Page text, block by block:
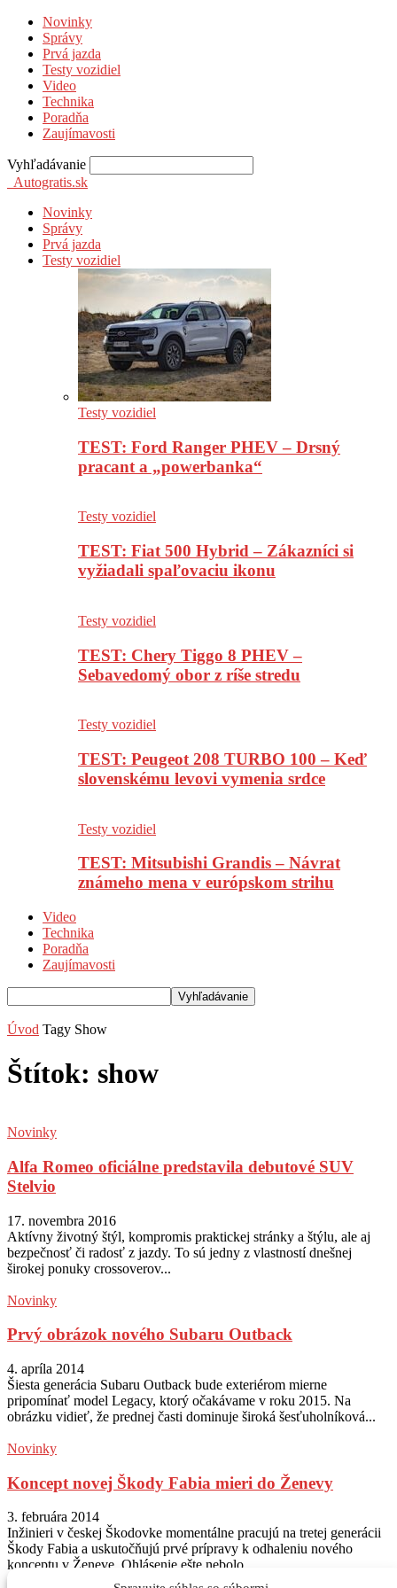
Novinky
Správy
Prvá jazda
Testy vozidiel
Video
Technika
Poradňa
Zaujímavosti
Vyhľadávanie
Autogratis.sk
Novinky
Správy
Prvá jazda
Testy vozidiel
Testy vozidiel
TEST: Ford Ranger PHEV – Drsný
pracant a „powerbanka“
Testy vozidiel
TEST: Fiat 500 Hybrid – Zákazníci si
vyžiadali spaľovaciu ikonu
Testy vozidiel
TEST: Chery Tiggo 8 PHEV –
Sebavedomý obor z ríše stredu
Testy vozidiel
TEST: Peugeot 208 TURBO 100 – Keď
slovenskému levovi vymenia srdce
Testy vozidiel
TEST: Mitsubishi Grandis – Návrat
známeho mena v európskom strihu
Video
Technika
Poradňa
Zaujímavosti
Úvod Tagy Show
Štítok: show
Novinky
Alfa Romeo oficiálne predstavila debutové SUV
Stelvio
17. novembra 2016
Aktívny životný štýl, kompromis praktickej stránky a štýlu, ale aj
bezpečnosť či radosť z jazdy. To sú jedny z vlastností dnešnej
širokej ponuky crossoverov...
Novinky
Prvý obrázok nového Subaru Outback
4. apríla 2014
Šiesta generácia Subaru Outback bude exteriérom mierne
pripomínať model Legacy, ktorý očakávame v roku 2015. Na
obrázku vidieť, že prednej časti dominuje široká šesťuholníková...
Novinky
Koncept novej Škody Fabia mieri do Ženevy
3. februára 2014
Inžinieri v českej Škodovke momentálne pracujú na tretej generácii
Škody Fabia a uskutočňujú prvé prípravy k odhaleniu nového
konceptu v Ženeve. Ohlásenie ešte nebolo...